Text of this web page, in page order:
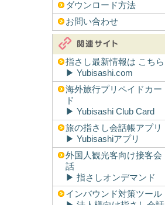
ダウンロード方法
お問い合わせ
指さし最新情報は こちら
▶︎ Yubisashi.com
海外旅行プリペイドカー
ド
▶︎ Yubisashi Club Card
旅の指さし会話帳アプリ
▶︎ Yubisashiアプリ
外国人観光客向け接客会
話
▶︎ 指さしオンデマンド
インバウンド対策ツール